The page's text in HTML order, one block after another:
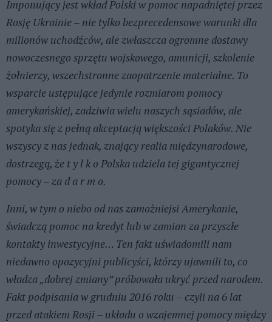
Imponujący jest wkład Polski w pomoc napadniętej przez
Rosję Ukrainie – nie tylko bezprecedensowe warunki dla
milionów uchodźców, ale zwłaszcza ogromne dostawy
nowoczesnego sprzętu wojskowego, amunicji, szkolenie
żołnierzy, wszechstronne zaopatrzenie materialne. To
wsparcie ustępujące jedynie rozmiarom pomocy
amerykańskiej, zadziwia wielu naszych sąsiadów, ale
spotyka się z pełną akceptacją większości Polaków. Nie
wszyscy z nas jednak, znający realia międzynarodowe,
dostrzegą, że t y l k o Polska udziela tej gigantycznej
pomocy – za d a r m o.
Inni, w tym o niebo od nas zamożniejsi Amerykanie,
świadczą pomoc na kredyt lub w zamian za przyszłe
kontakty inwestycyjne… Ten fakt uświadomili nam
niedawno opozycyjni publicyści, którzy ujawnili to, co
władza „dobrej zmiany” próbowała ukryć przed narodem.
Fakt podpisania w grudniu 2016 roku – czyli na 6 lat
przed atakiem Rosji – układu o wzajemnej pomocy między